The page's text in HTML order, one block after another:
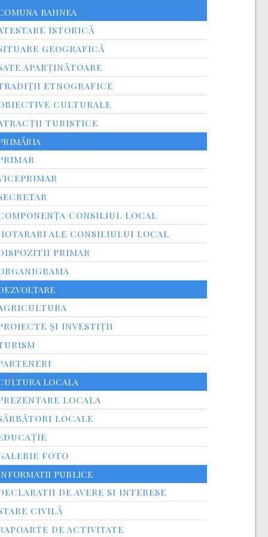
BAHNEA
ISTORICĂ
GEOGRAFICĂ
APARȚINĂTOARE
ETNOGRAFICE
CULTURALE
TURISTICE
CONSILIUL LOCAL
ALE CONSILIULUI LOCAL
PRIMAR
ȘI INVESTIȚII
LOCALA
LOCALA
LOCALE
FOTO
PUBLICE
DE AVERE SI INTERESE
CIVILĂ
DE ACTIVITATE